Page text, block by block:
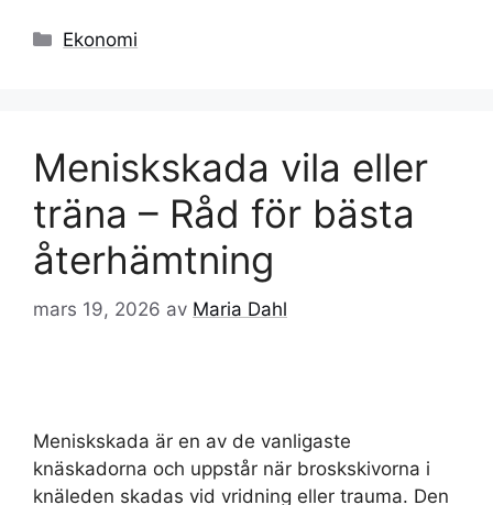
Kategorier
Ekonomi
Meniskskada vila eller
träna – Råd för bästa
återhämtning
mars 19, 2026 av Maria Dahl
Meniskskada är en av de vanligaste
knäskadorna och uppstår när broskskivorna i
knäleden skadas vid vridning eller trauma. Den